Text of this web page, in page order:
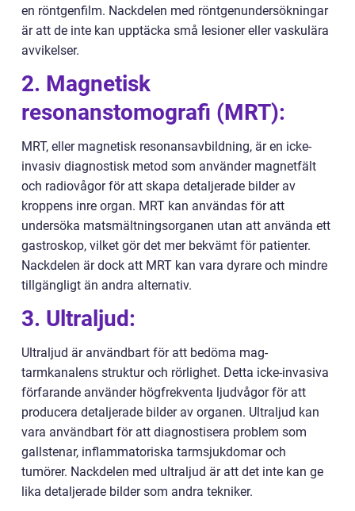
en röntgenfilm. Nackdelen med röntgenundersökningar
är att de inte kan upptäcka små lesioner eller vaskulära
avvikelser.
2. Magnetisk
resonanstomografi (MRT):
MRT, eller magnetisk resonansavbildning, är en icke-
invasiv diagnostisk metod som använder magnetfält
och radiovågor för att skapa detaljerade bilder av
kroppens inre organ. MRT kan användas för att
undersöka matsmältningsorganen utan att använda ett
gastroskop, vilket gör det mer bekvämt för patienter.
Nackdelen är dock att MRT kan vara dyrare och mindre
tillgängligt än andra alternativ.
3. Ultraljud:
Ultraljud är användbart för att bedöma mag-
tarmkanalens struktur och rörlighet. Detta icke-invasiva
förfarande använder högfrekventa ljudvågor för att
producera detaljerade bilder av organen. Ultraljud kan
vara användbart för att diagnostisera problem som
gallstenar, inflammatoriska tarmsjukdomar och
tumörer. Nackdelen med ultraljud är att det inte kan ge
lika detaljerade bilder som andra tekniker.